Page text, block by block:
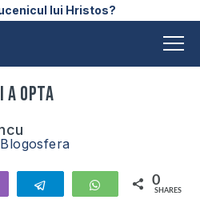
lui Hristos?
a opta
Blogosfera
Telegram WhatsApp
0
SHARES